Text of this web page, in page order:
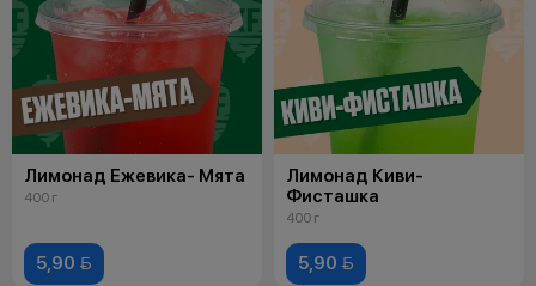
Лимонад Ежевика- Мята
400 г
5,90 
Лимонад Киви-
Фисташка
400 г
5,90 